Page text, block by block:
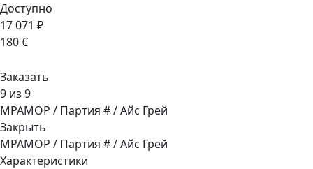
Доступно
17 071 ₽
180 €
Заказать
9 из 9
МРАМОР / Партия # / Айс Грей
Закрыть
МРАМОР / Партия # / Айс Грей
Характеристики